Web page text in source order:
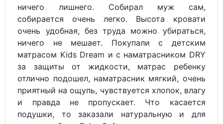
ничего лишнего. Собирал муж сам,
собирается очень легко. Высота кровати
очень удобная, без труда можно убираться,
ничего не мешает. Покупали с детским
матрасом Kids Dream и с наматрасником DRY
за защиты от жидкости, матрас ребенку
отлично подошел, наматрасник мягкий, очень
приятный на ощупь, чувствуется хлопок, влагу
и правда не пропускает. Что касается
подушки, то заказали натуральную и для